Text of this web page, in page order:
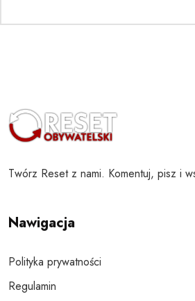
Twórz Reset z nami. Komentuj, pisz i
Nawigacja
Polityka prywatności
Regulamin